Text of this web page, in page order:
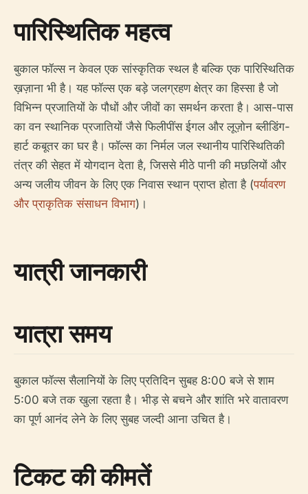
पारिस्थितिक महत्व
बुकाल फॉल्स न केवल एक सांस्कृतिक स्थल है बल्कि एक पारिस्थितिक
ख़ज़ाना भी है। यह फॉल्स एक बड़े जलग्रहण क्षेत्र का हिस्सा है जो
विभिन्न प्रजातियों के पौधों और जीवों का समर्थन करता है। आस-पास
का वन स्थानिक प्रजातियों जैसे फिलीपींस ईगल और लूज़ोन ब्लीडिंग-
हार्ट कबूतर का घर है। फॉल्स का निर्मल जल स्थानीय पारिस्थितिकी
तंत्र की सेहत में योगदान देता है, जिससे मीठे पानी की मछलियों और
अन्य जलीय जीवन के लिए एक निवास स्थान प्राप्त होता है (पर्यावरण
और प्राकृतिक संसाधन विभाग)।
यात्री जानकारी
यात्रा समय
बुकाल फॉल्स सैलानियों के लिए प्रतिदिन सुबह 8:00 बजे से शाम
5:00 बजे तक खुला रहता है। भीड़ से बचने और शांति भरे वातावरण
का पूर्ण आनंद लेने के लिए सुबह जल्दी आना उचित है।
टिकट की कीमतें